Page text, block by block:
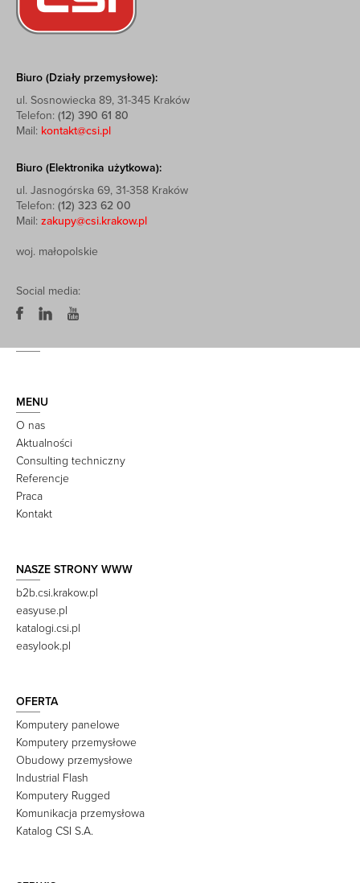
Biuro (Działy przemysłowe):
ul. Sosnowiecka 89, 31-345 Kraków
Telefon: (12) 390 61 80
Mail: kontakt@csi.pl
Biuro (Elektronika użytkowa):
ul. Jasnogórska 69, 31-358 Kraków
Telefon: (12) 323 62 00
Mail: zakupy@csi.krakow.pl
woj. małopolskie
Social media:
MENU
O nas
Aktualności
Consulting techniczny
Referencje
Praca
Kontakt
NASZE STRONY WWW
b2b.csi.krakow.pl
easyuse.pl
katalogi.csi.pl
easylook.pl
OFERTA
Komputery panelowe
Komputery przemysłowe
Obudowy przemysłowe
Industrial Flash
Komputery Rugged
Komunikacja przemysłowa
Katalog CSI S.A.